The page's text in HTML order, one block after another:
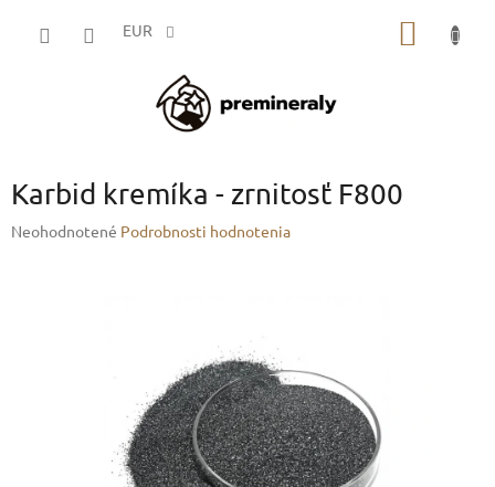
EUR
Karbid kremíka - zrnitosť F800
Priemerné
Neohodnotené Podrobnosti hodnotenia